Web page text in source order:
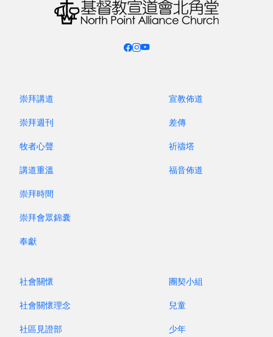
棉都與日耳曼：穆宣之挑戰與呼聲
分享會
日期：6 月 14 日（主日）
時間：下午 2:30 - 4:30
地點：真理樓地下禮堂
內容：認識歐洲以穆斯林為福音對象的宣教需要
對象：關心、支持穆宣及宣教士之信徒
講員：本堂宣教士小沙斗及歐石楠
查詢：曾姊妹（2909 9700）
崇拜講道
崇拜週刊
牧者心聲
講道重溫
崇拜時間
崇拜會眾錦囊
奉獻
宣教佈道
差傳
祈禱塔
福音佈道
社會關懷
社會關懷理念
社區見證部
團契小組
兒童
少年